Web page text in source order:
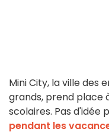
Mini City, la ville des
grands, prend place
scolaires. Pas d'idée
pendant les